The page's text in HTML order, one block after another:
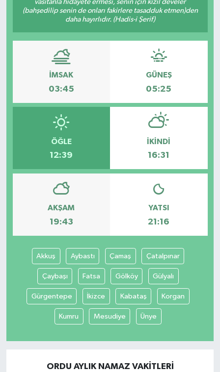
vasıtanla hidâyete ermesi, senin için kızıl develer
(bahşedilip senin de onları fakirlere tasadduk etmen)den
daha hayırlıdır. (Hadis-i Şerif)
İMSAK
03:45
GÜNEŞ
05:25
ÖĞLE
12:39
İKINDI
16:31
AKŞAM
19:43
YATSI
21:16
Akkuş Aybastı Çamaş Çatalpınar
Çaybaşı Fatsa Gölköy Gülyalı
Gürgentepe İkizce Kabataş Korgan
Kumru Mesudiye Ünye
ORDU AYLIK NAMAZ VAKITLERI
Kültür Sanat